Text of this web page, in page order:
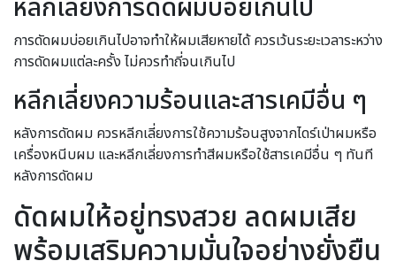
หลีกเลี่ยงการดัดผมบ่อยเกินไป
การดัดผมบ่อยเกินไปอาจทำให้ผมเสียหายได้ ควรเว้นระยะเวลาระหว่าง
การดัดผมแต่ละครั้ง ไม่ควรทำถี่จนเกินไป
หลีกเลี่ยงความร้อนและสารเคมีอื่น ๆ
หลังการดัดผม ควรหลีกเลี่ยงการใช้ความร้อนสูงจากไดร์เป่าผมหรือ
เครื่องหนีบผม และหลีกเลี่ยงการทำสีผมหรือใช้สารเคมีอื่น ๆ ทันที
หลังการดัดผม
ดัดผมให้อยู่ทรงสวย ลดผมเสีย
พร้อมเสริมความมั่นใจอย่างยั่งยืน